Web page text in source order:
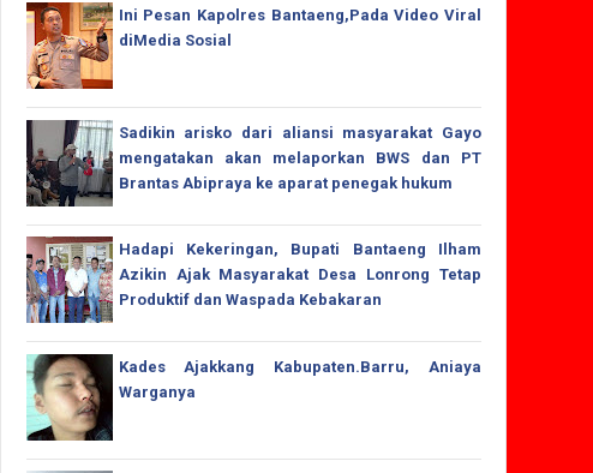
Ini Pesan Kapolres Bantaeng,Pada Video Viral
diMedia Sosial
Sadikin arisko dari aliansi masyarakat Gayo
mengatakan akan melaporkan BWS dan PT
Brantas Abipraya ke aparat penegak hukum
Hadapi Kekeringan, Bupati Bantaeng Ilham
Azikin Ajak Masyarakat Desa Lonrong Tetap
Produktif dan Waspada Kebakaran
Kades Ajakkang Kabupaten.Barru, Aniaya
Warganya